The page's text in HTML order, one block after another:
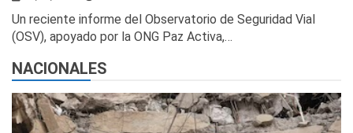
Un reciente informe del Observatorio de Seguridad Vial
(OSV), apoyado por la ONG Paz Activa,…
NACIONALES